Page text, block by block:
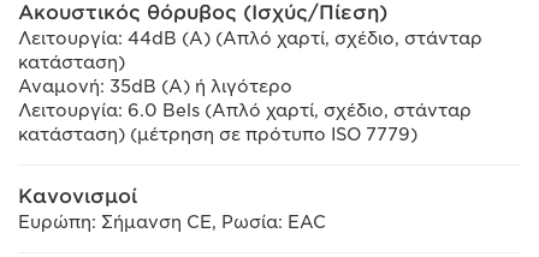
Ακουστικός θόρυβος (Ισχύς/Πίεση)
Λειτουργία: 44dB (A) (Απλό χαρτί, σχέδιο, στάνταρ
κατάσταση)
Αναμονή: 35dB (A) ή λιγότερο
Λειτουργία: 6.0 Bels (Απλό χαρτί, σχέδιο, στάνταρ
κατάσταση) (μέτρηση σε πρότυπο ISO 7779)
Κανονισμοί
Ευρώπη: Σήμανση CE, Ρωσία: EAC